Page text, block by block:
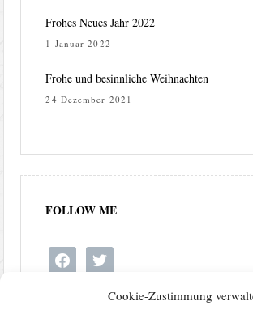
Cookie-Zustimmung
Frohes Neues Jahr 2022
1 Januar 2022
Frohe und besinnliche Weihnachten
24 Dezember 2021
FOLLOW ME
facebook twitter